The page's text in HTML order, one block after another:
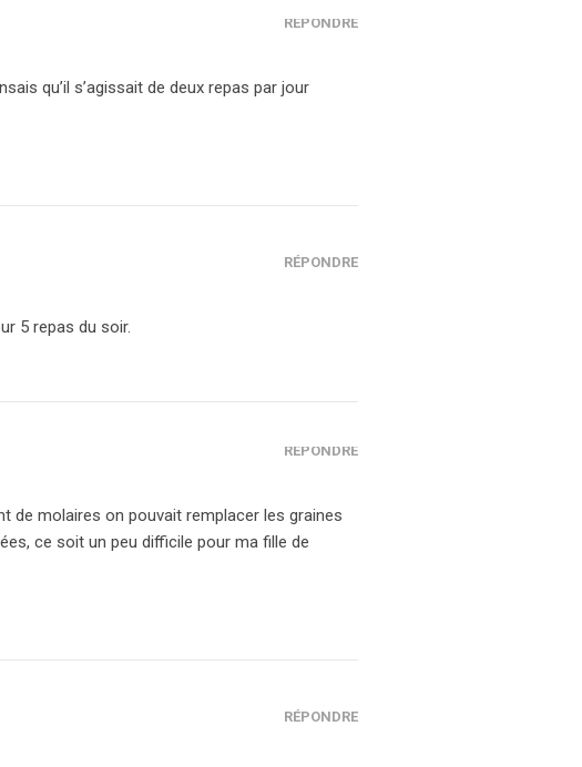
RÉPONDRE
qu’il s’agissait de deux repas par jour
RÉPONDRE
5 repas du soir.
RÉPONDRE
de molaires on pouvait remplacer les graines
ce soit un peu difficile pour ma fille de
RÉPONDRE